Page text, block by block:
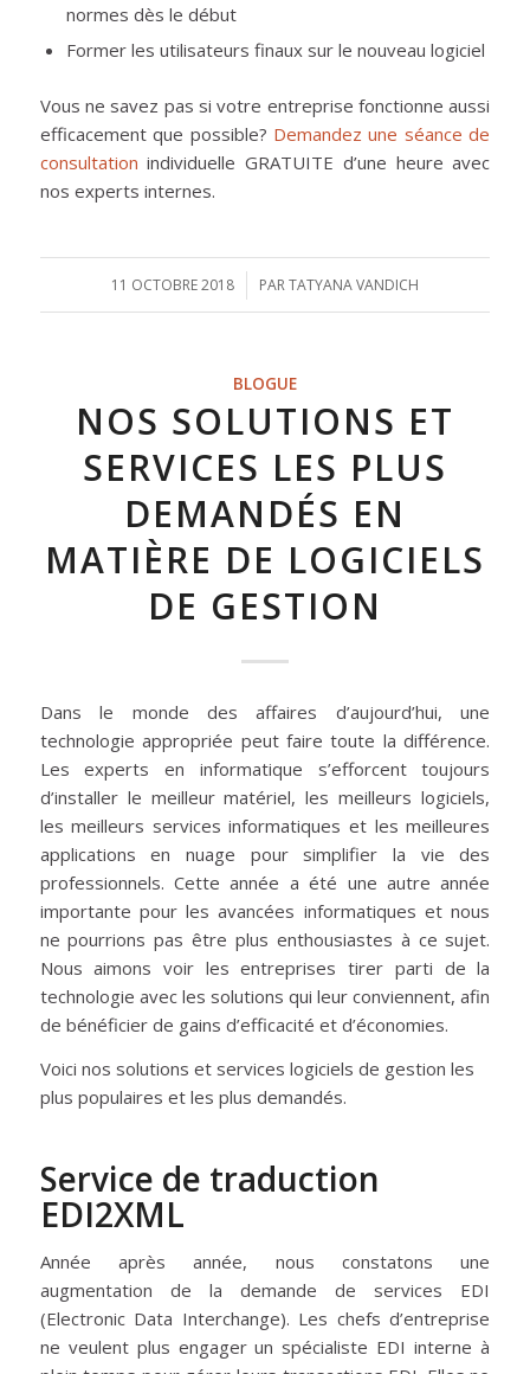
normes dès le début
Former les utilisateurs finaux sur le nouveau logiciel
Vous ne savez pas si votre entreprise fonctionne aussi
efficacement que possible? Demandez une séance de
consultation individuelle GRATUITE d’une heure avec
nos experts internes.
11 OCTOBRE 2018
/ PARTATYANA VANDICH
BLOGUE
NOS SOLUTIONS ET
SERVICES LES PLUS
DEMANDÉS EN
MATIÈRE DE LOGICIELS
DE GESTION
Dans le monde des affaires d’aujourd’hui, une
technologie appropriée peut faire toute la différence.
Les experts en informatique s’efforcent toujours
d’installer le meilleur matériel, les meilleurs logiciels,
les meilleurs services informatiques et les meilleures
applications en nuage pour simplifier la vie des
professionnels. Cette année a été une autre année
importante pour les avancées informatiques et nous
ne pourrions pas être plus enthousiastes à ce sujet.
Nous aimons voir les entreprises tirer parti de la
technologie avec les solutions qui leur conviennent, afin
de bénéficier de gains d’efficacité et d’économies.
Voici nos solutions et services logiciels de gestion les
plus populaires et les plus demandés.
Service de traduction
EDI2XML
Année après année, nous constatons une
augmentation de la demande de services EDI
(Electronic Data Interchange). Les chefs d’entreprise
ne veulent plus engager un spécialiste EDI interne à